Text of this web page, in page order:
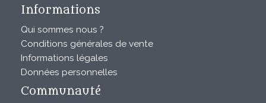
Informations
Qui sommes nous ?
Conditions générales de vente
Informations légales
Données personnelles
Communauté